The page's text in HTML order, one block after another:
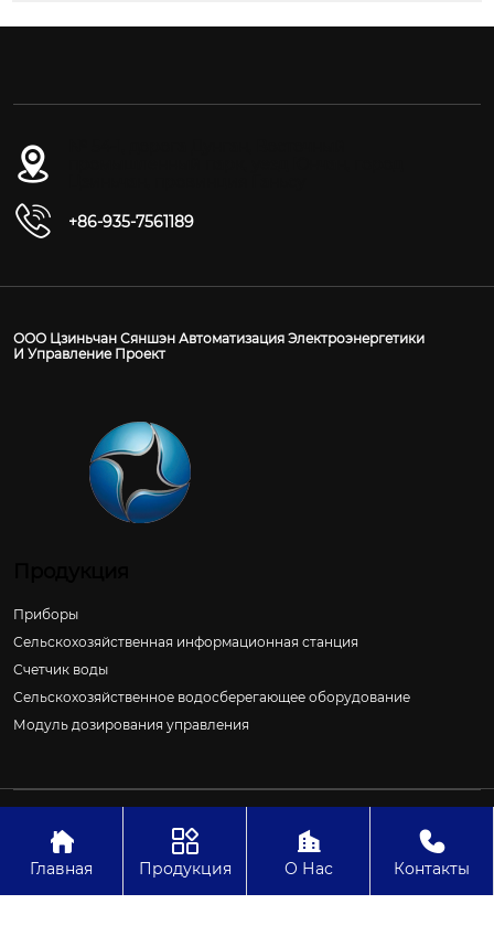
+86-935-7561189
ООО Цзиньчан Сяншэн Автоматизация Электроэнергетики
И Управление Проект
Приборы
Сельскохозяйственная информационная станция
Счетчик воды
Сельскохозяйственное водосберегающее оборудование
Модуль дозирования управления
Электроэнергетики И Управление Проект

Главная

Продукция

О Нас

Контакты